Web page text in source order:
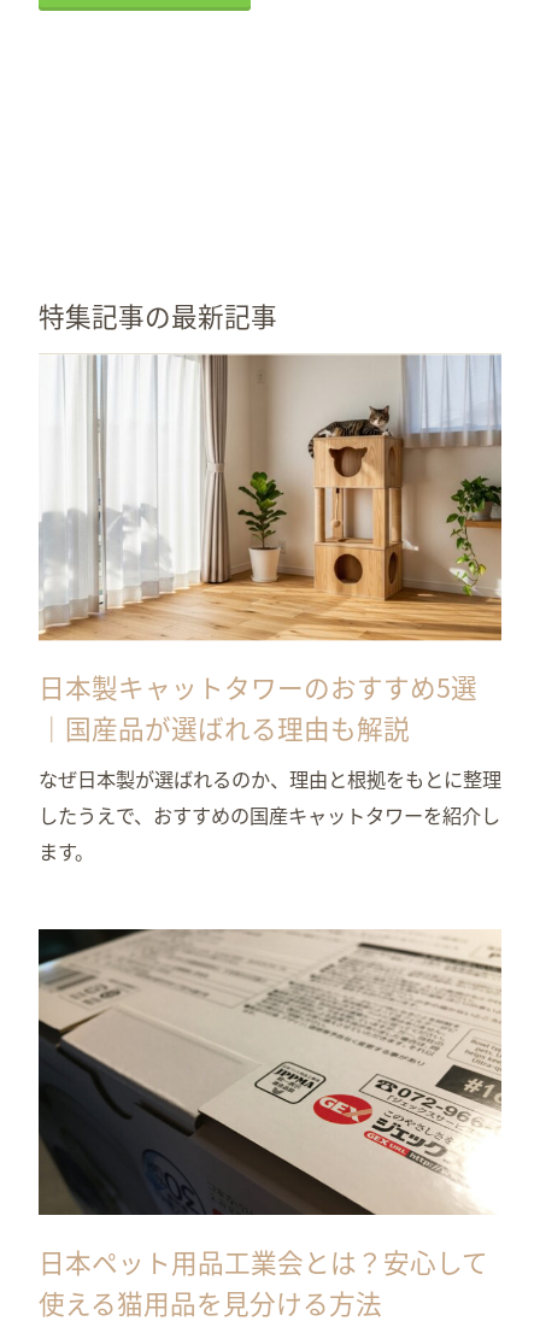
特集記事の最新記事
日本製キャットタワーのおすすめ5選
｜国産品が選ばれる理由も解説
なぜ日本製が選ばれるのか、理由と根拠をもとに整理
したうえで、おすすめの国産キャットタワーを紹介し
ます。
日本ペット用品工業会とは？安心して
使える猫用品を見分ける方法